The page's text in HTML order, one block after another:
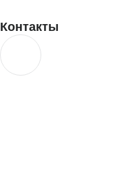
Контакты